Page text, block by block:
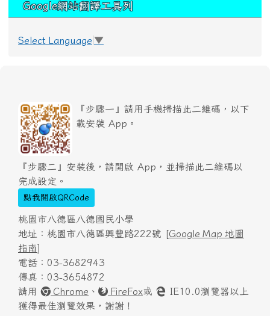
Google網站翻譯工具列
Select Language ▼
『步驟一』請用手機掃描此二維碼，以下
載安裝 App。
『步驟二』安裝後，請開啟 App，並掃描此二維碼以
完成設定。
點我開啟QRCode
桃園市八德區八德國民小學
地址：桃園市八德區興豐路222號 [Google Map 地圖
指南]
電話：03-3682943
傳真：03-3654872
請用
Chrome 、 FireFox或
IE10.0瀏覽器以上
獲得最佳瀏覽效果，謝謝！